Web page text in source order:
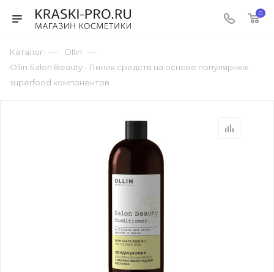
0
Каталог — Ollin —
Ollin Salon Beauty - Линия средств на основе популярных
superfood компонентов